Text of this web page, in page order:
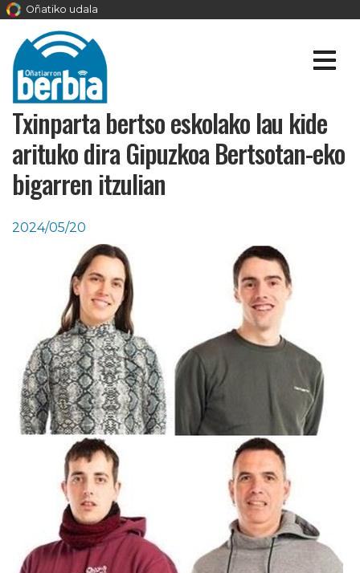
Oñatiko udala
Txinparta bertso eskolako lau kide
arituko dira Gipuzkoa Bertsotan-eko
bigarren itzulian
2024/05/20